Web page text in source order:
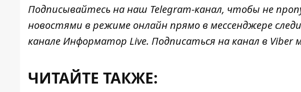
Подписывайтесь на наш Telegram-канал, чтобы не
новостями в режиме онлайн прямо в мессенджере
канале Информатор Live. Подписаться на канал в Viber
ЧИТАЙТЕ ТАКЖЕ: